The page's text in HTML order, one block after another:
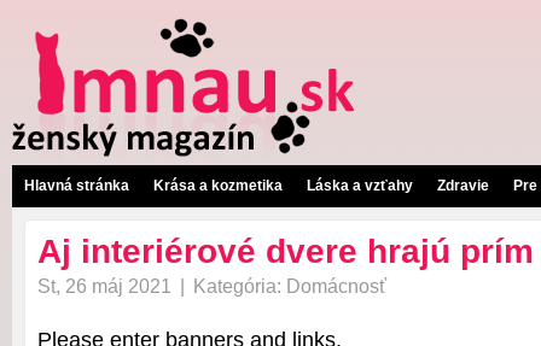
Hlavná stránka Krása a kozmetika Láska a vzťahy Zdravie
Aj interiérové dvere hrajú prím
St, 26 máj 2021 Kategória: Domácnosť
Please enter banners and links.